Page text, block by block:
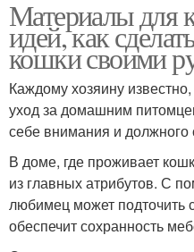
Материалы для
идей, как
кошки своими
Каждому хозяину
уход за домашним
себе внимания и должного
В доме, где проживает
из главных атрибутов. С
любимец может подточить
обеспечит сохранность